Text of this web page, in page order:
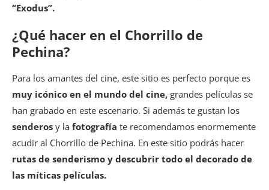
“Exodus”.
¿Qué hacer en el Chorrillo de
Pechina?
Para los amantes del cine, este sitio es perfecto porque es
muy icónico en el mundo del cine, grandes películas se
han grabado en este escenario. Si además te gustan los
senderos y la fotografía te recomendamos enormemente
acudir al Chorrillo de Pechina. En este sitio podrás hacer
rutas de senderismo y descubrir todo el decorado de
las míticas películas.